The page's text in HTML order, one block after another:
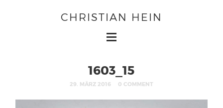
CHRISTIAN HEIN
1603_15
29. MÄRZ 2016 0 COMMENT